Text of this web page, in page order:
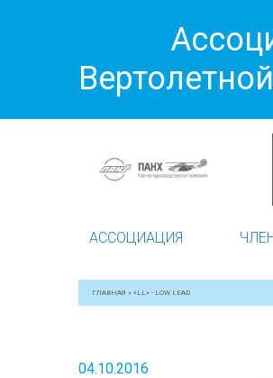
АССОЦИАЦИЯ
ГЛАВНАЯ » «LL» - LOW LEAD
04.10.2016